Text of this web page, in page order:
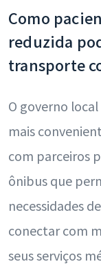
Como
reduzida
transporte
O governo
mais
com parceiros
ônibus que
necessidades
conectar com
seus serviços